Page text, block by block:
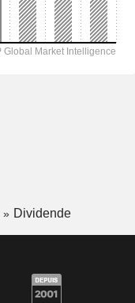
Dividende